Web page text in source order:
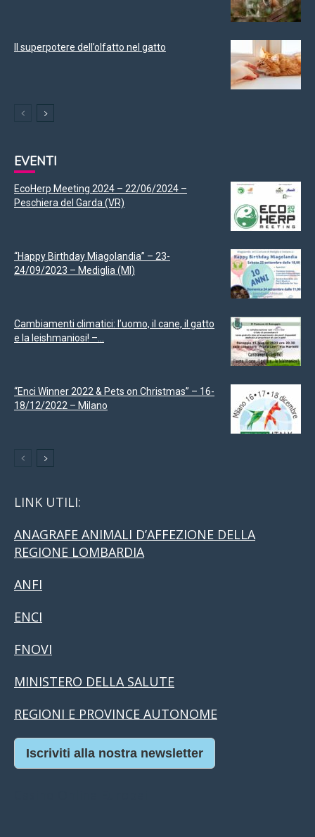
Il superpotere dell’olfatto nel gatto
EVENTI
EcoHerp Meeting 2024 – 22/06/2024 –
Peschiera del Garda (VR)
“Happy Birthday Miagolandia” – 23-
24/09/2023 – Mediglia (MI)
Cambiamenti climatici: l’uomo, il cane, il gatto
e la leishmaniosi! –...
“Enci Winner 2022 & Pets on Christmas” – 16-
18/12/2022 – Milano
LINK UTILI:
ANAGRAFE ANIMALI D’AFFEZIONE DELLA
REGIONE LOMBARDIA
ANFI
ENCI
FNOVI
MINISTERO DELLA SALUTE
REGIONI E PROVINCE AUTONOME
Iscriviti alla nostra newsletter